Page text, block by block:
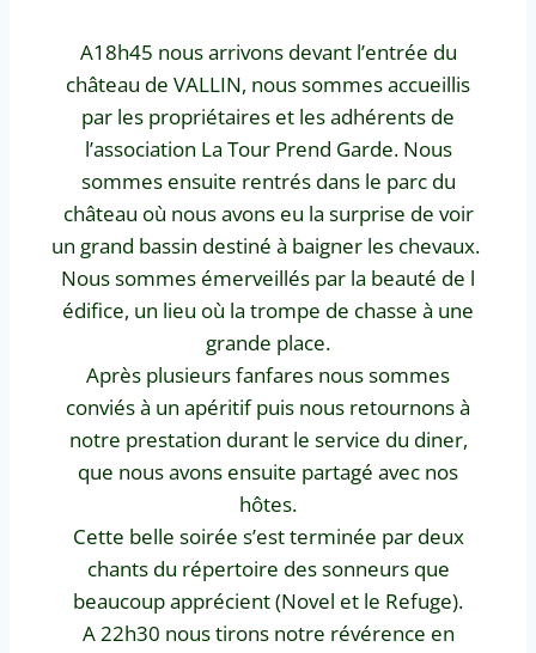
A18h45 nous arrivons devant l’entrée du
château de VALLIN, nous sommes accueillis
par les propriétaires et les adhérents de
l’association La Tour Prend Garde. Nous
sommes ensuite rentrés dans le parc du
château où nous avons eu la surprise de voir
un grand bassin destiné à baigner les chevaux.
Nous sommes émerveillés par la beauté de l
édifice, un lieu où la trompe de chasse à une
grande place.
Après plusieurs fanfares nous sommes
conviés à un apéritif puis nous retournons à
notre prestation durant le service du diner,
que nous avons ensuite partagé avec nos
hôtes.
Cette belle soirée s’est terminée par deux
chants du répertoire des sonneurs que
beaucoup apprécient (Novel et le Refuge).
A 22h30 nous tirons notre révérence en